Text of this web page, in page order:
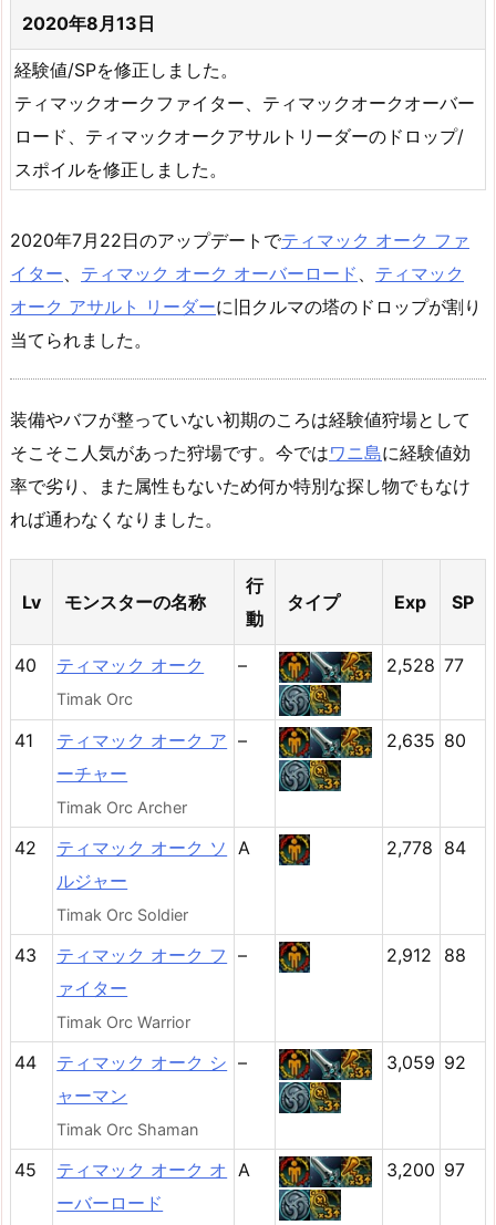
2020年8月13日
経験値/SPを修正しました。
ティマックオークファイター、ティマックオークオーバー
ロード、ティマックオークアサルトリーダーのドロップ/
スポイルを修正しました。
2020年7月22日のアップデートでティマック オーク ファ
イター
ティマック オーク オーバーロード
ティマック
オーク アサルト リーダーに旧クルマの塔のドロップが割り
当てられました。
装備やバフが整っていない初期のころは経験値狩場として
そこそこ人気があった狩場です。今ではワニ島に経験値効
率で劣り、また属性もないため何か特別な探し物でもなけ
れば通わなくなりました。
Lv モンスターの名称
行
動
タイプ Exp SP
40 ティマック オーク
Timak Orc
– 2,528 77
41
ティマック オーク ア
ーチャー
Timak Orc Archer
– 2,635 80
42
ティマック オーク ソ
ルジャー
Timak Orc Soldier
A 2,778 84
43
ティマック オーク フ
ァイター
Timak Orc Warrior
– 2,912 88
44
ティマック オーク シ
ャーマン
Timak Orc Shaman
– 3,059 92
45
ティマック オーク オ
ーバーロード
A 3,200 97